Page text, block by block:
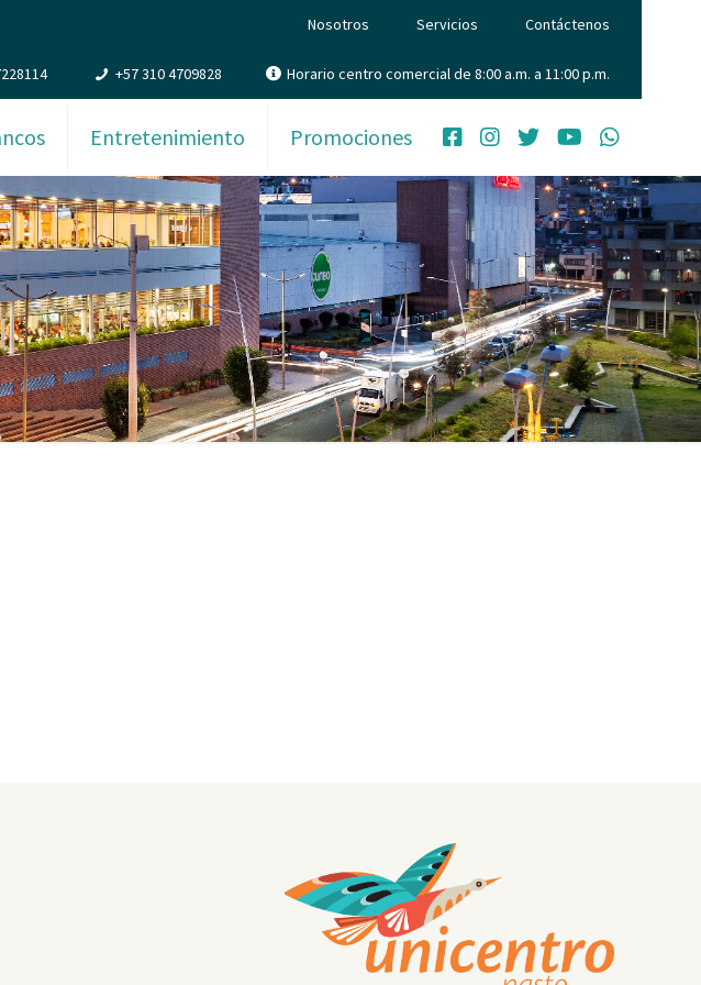
Nosotros Servicios Contáctenos
+57 310 4709828 Horario centro comercial de 8:00 a.m. a 11:00 p.m.
Entretenimiento Promociones